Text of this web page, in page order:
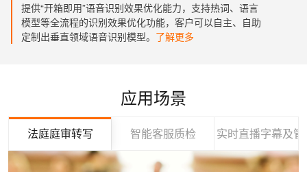
提供“开箱即用”语音识别效果优化能力，支持热词、语言
模型等全流程的识别效果优化功能，客户可以自主、自助
定制出垂直领域语音识别模型。 了解更多
应用场景
法庭庭审转写 智能客服质检 实时直播字幕及管